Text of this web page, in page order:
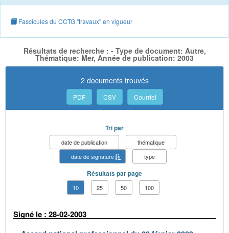
Fascicules du CCTG "travaux" en vigueur
Résultats de recherche : - Type de document: Autre,
Thématique: Mer, Année de publication: 2003
2 documents trouvés
PDF CSV Courriel
Tri par
date de publication
thématique
date de signature
type
Résultats par page
10 25 50 100
Signé le : 28-02-2003